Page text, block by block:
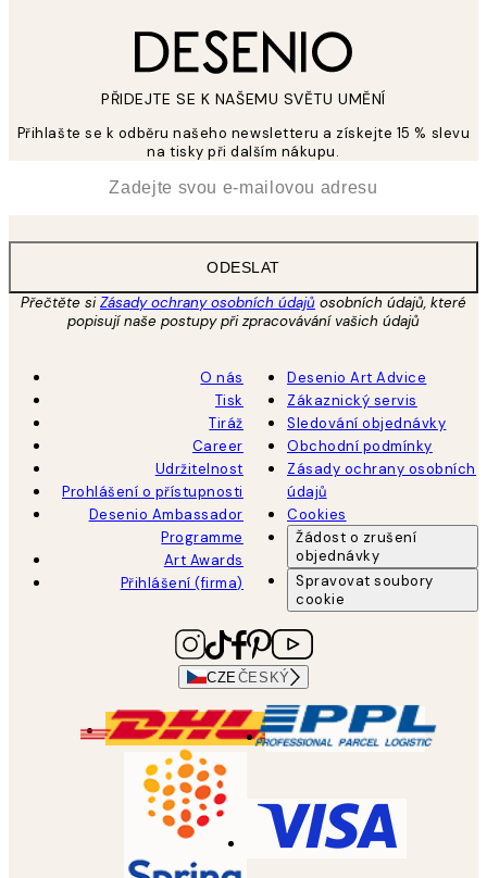
PŘIDEJTE SE K NAŠEMU SVĚTU UMĚNÍ
Přihlašte se k odběru našeho newsletteru a získejte 15 % slevu
na tisky při dalším nákupu.
ODESLAT
Přečtěte siZásady ochrany osobních údajů osobních údajů, které
popisují naše postupy při zpracovávání vašich údajů
O nás
Tisk
Tiráž
Career
Udržitelnost
Prohlášení o přístupnosti
Desenio Ambassador
Programme
Art Awards
Přihlášení (firma)
Desenio Art Advice
Zákaznický servis
Sledování objednávky
Obchodní podmínky
Zásady ochrany osobních
údajů
Cookies
Žádost o zrušení
objednávky
Spravovat soubory
cookie
CZE ČESKÝ